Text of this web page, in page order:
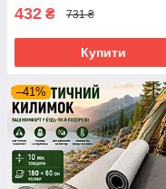
432 ₴ 731 ₴
Купити
–41%